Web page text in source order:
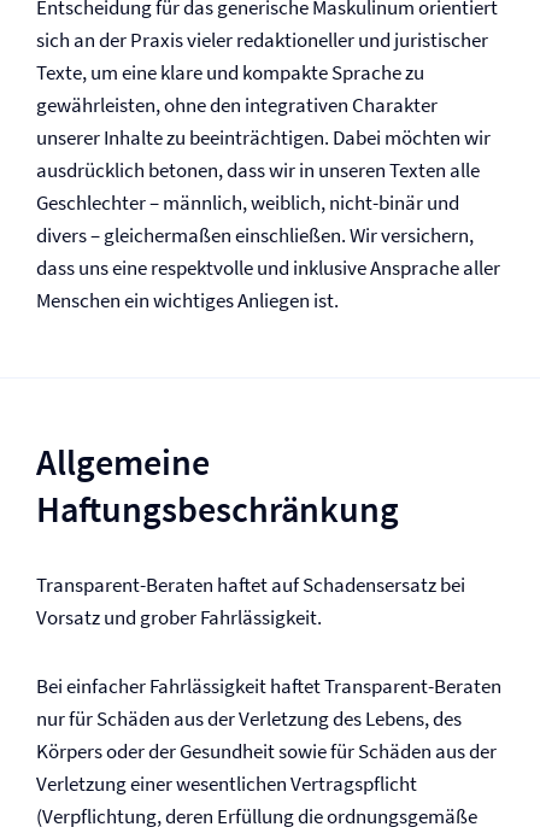
Entscheidung für das generische Maskulinum orientiert
sich an der Praxis vieler redaktioneller und juristischer
Texte, um eine klare und kompakte Sprache zu
gewährleisten, ohne den integrativen Charakter
unserer Inhalte zu beeinträchtigen. Dabei möchten wir
ausdrücklich betonen, dass wir in unseren Texten alle
Geschlechter – männlich, weiblich, nicht-binär und
divers – gleichermaßen einschließen. Wir versichern,
dass uns eine respektvolle und inklusive Ansprache aller
Menschen ein wichtiges Anliegen ist.
Allgemeine
Haftungsbeschränkung
Transparent-Beraten haftet auf Schadensersatz bei
Vorsatz und grober Fahrlässigkeit.
Bei einfacher Fahrlässigkeit haftet Transparent-Beraten
nur für Schäden aus der Verletzung des Lebens, des
Körpers oder der Gesundheit sowie für Schäden aus der
Verletzung einer wesentlichen Vertragspflicht
(Verpflichtung, deren Erfüllung die ordnungsgemäße